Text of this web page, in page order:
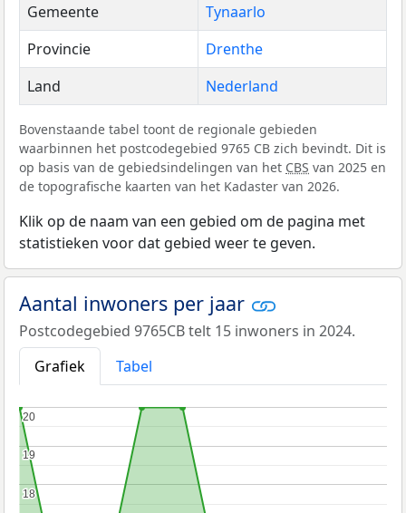
Gemeente
Tynaarlo
Provincie
Drenthe
Land
Nederland
Bovenstaande tabel toont de regionale gebieden
waarbinnen het postcodegebied 9765 CB zich bevindt. Dit is
op basis van de gebiedsindelingen van het CBS van 2025 en
de topografische kaarten van het Kadaster van 2026.
Klik op de naam van een gebied om de pagina met
statistieken voor dat gebied weer te geven.
Aantal inwoners per jaar
Postcodegebied 9765CB telt 15 inwoners in 2024.
Grafiek
Tabel
18
18
19
19
20
20